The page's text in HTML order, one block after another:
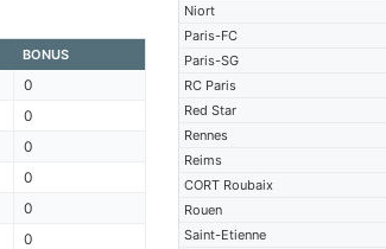
Niort
Paris-FC
Paris-SG
RC Paris
Red Star
Rennes
Reims
CORT Roubaix
Rouen
Saint-Etienne
BONUS
0
0
0
0
0
0